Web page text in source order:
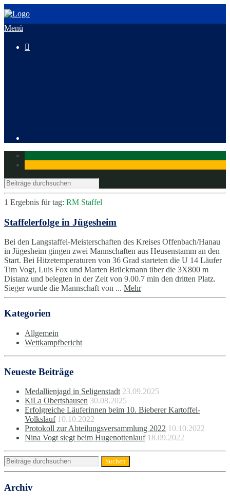
Menü

1 Ergebnis fürtag: RM Staffel
Staffelerfolge in Jügesheim
Bei den Langstaffel-Meisterschaften des Kreises Offenbach/Hanau
in Jügesheim gingen zwei Mannschaften aus Heusenstamm an den
Start. Bei Hitzetemperaturen von 36 Grad starteten die U 14 Läufer
Tim Vogt, Luis Fox und Marten Brückmann über die 3X800 m
Distanz und belegten in der Zeit von 9.00.7 min den dritten Platz.
Sieger wurde die Mannschaft von ... Mehr
Kategorien
Allgemein
Wettkampfbericht
Neueste Beiträge
Medallienjagd in Seligenstadt 23.09.2025
KiLa Obertshausen 30.08.2025
Erfolgreiche Läuferinnen beim 10. Bieberer Kartoffel-
Volkslauf 10.10.2022
Protokoll zur Abteilungsversammlung 2022 10.10.2022
Nina Vogt siegt beim Hugenottenlauf 18.09.2022
Archiv